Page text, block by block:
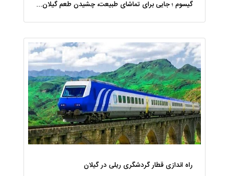
گیسوم ؛ جایی برای تماشای طبیعت، چشیدن طعم گیلان و تجربه آرامش
راه‌ اندازی قطار گردشگری ریلی در گیلان